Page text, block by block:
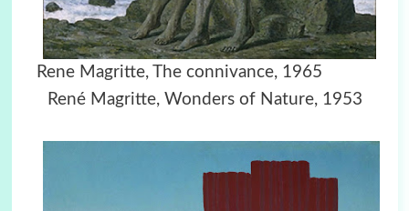
Rene Magritte, The connivance, 1965
René Magritte, Wonders of Nature, 1953